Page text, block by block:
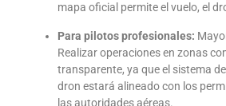
mapa oficial permite el vuelo, el
Para pilotos profesionales:
Realizar operaciones en zonas
transparente, ya que el sistema
dron estará alineado con los
las autoridades aéreas.